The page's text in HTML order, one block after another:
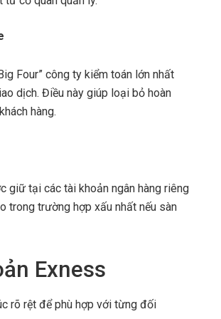
Four” công ty kiểm toán lớn nhất
dịch. Điều này giúp loại bỏ hoàn
hàng.
giữ tại các tài khoản ngân hàng riêng
trong trường hợp xấu nhất nếu sàn
Exness
rõ rệt để phù hợp với từng đối